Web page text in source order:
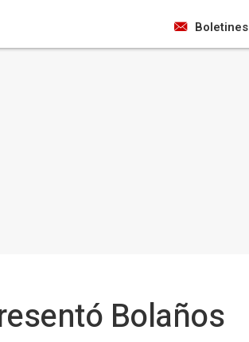
Boletines
Bolaños